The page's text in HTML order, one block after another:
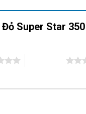
Super Star